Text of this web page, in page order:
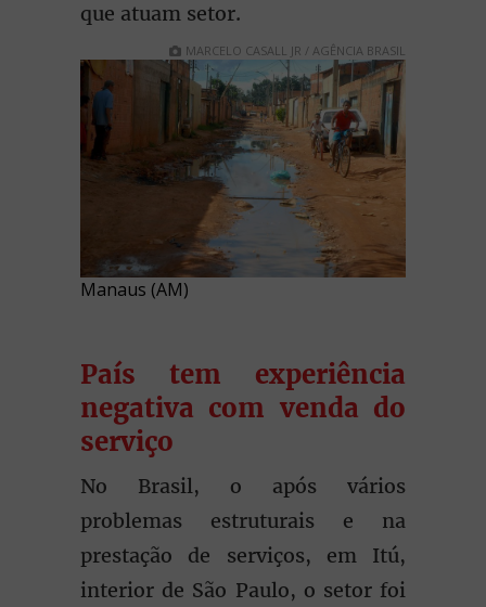
que atuam setor.
MARCELO CASALL JR / AGÊNCIA BRASIL
Manaus (AM)
País tem experiência
negativa com venda do
serviço
No Brasil, o após vários
problemas estruturais e na
prestação de serviços, em Itú,
interior de São Paulo, o setor foi